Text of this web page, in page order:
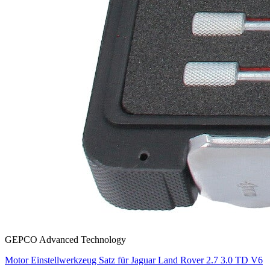
GEPCO Advanced Technology
Motor Einstellwerkzeug Satz für Jaguar Land Rover 2.7 3.0 TD V6